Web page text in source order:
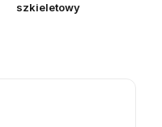
szkieletowy